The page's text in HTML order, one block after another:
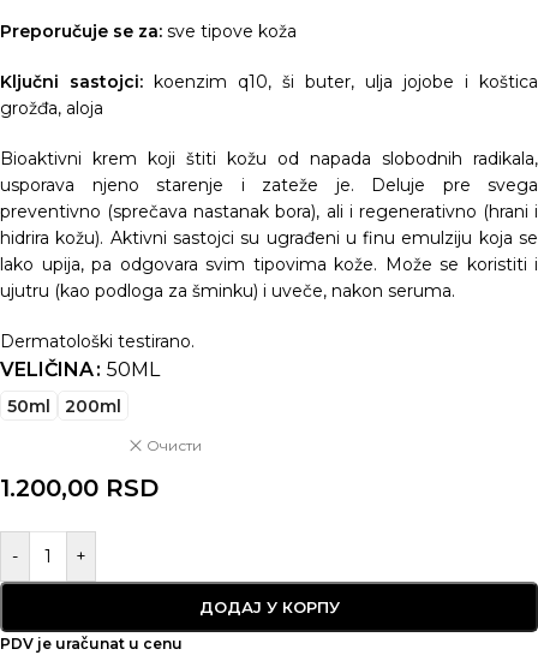
Preporučuje se za: sve tipove koža
Ključni sastojci:
koenzim q10, ši buter, ulja jojobe i koštica
grožđa, aloja
Bioaktivni krem koji štiti kožu od napada slobodnih radikala,
usporava njeno starenje i zateže je. Deluje pre svega
preventivno (sprečava nastanak bora), ali i regenerativno (hrani i
hidrira kožu). Aktivni sastojci su ugrađeni u finu emulziju koja se
lako upija, pa odgovara svim tipovima kože. Može se koristiti i
ujutru (kao podloga za šminku) i uveče, nakon seruma.
Dermatološki testirano.
VELIČINA 50ML
50ml 200ml
Очисти
1.200,00 RSD
- +
ДОДАЈ У КОРПУ
PDV je uračunat u cenu